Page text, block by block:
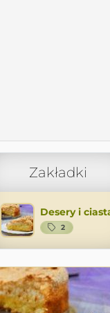
Zakładki
Desery i
2